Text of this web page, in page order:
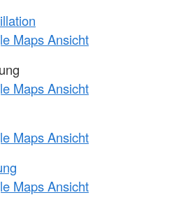
Maps Ansicht
Maps Ansicht
Maps Ansicht
Maps Ansicht